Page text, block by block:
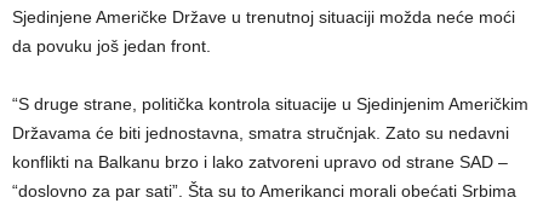
Sjedinjene Američke Države u trenutnoj situaciji možda neće moći
da povuku još jedan front.
“S druge strane, politička kontrola situacije u Sjedinjenim Američkim
Državama će biti jednostavna, smatra stručnjak. Zato su nedavni
konflikti na Balkanu brzo i lako zatvoreni upravo od strane SAD –
“doslovno za par sati”. Šta su to Amerikanci morali obećati Srbima